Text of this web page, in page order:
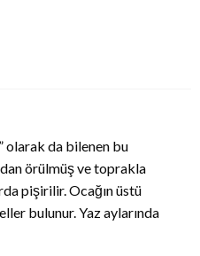
olarak da bilenen bu
örülmüş ve toprakla
pişirilir. Ocağın üstü
bulunur. Yaz aylarında